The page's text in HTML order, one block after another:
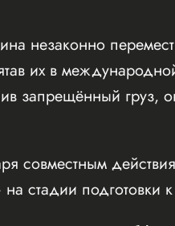
незаконно
их в
запрещённый груз,
совместным
стадии подготовки